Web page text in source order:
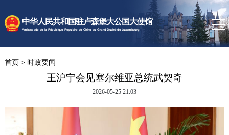
中华人民共和国驻卢森堡大公国大使馆
Ambassade de la République Populaire de Chine au Grand-Duché de Luxembourg
使馆速递
卢森堡概况
首页 > 时政要闻
王沪宁会见塞尔维亚总统武契奇
2026-05-25 21:03